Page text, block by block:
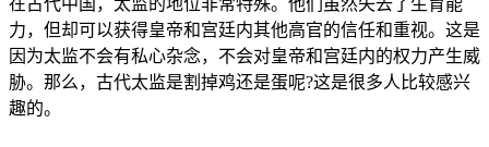
力，但却可以获得皇帝和宫廷内其他高官的信任和重视。这是
因为太监不会有私心杂念，不会对皇帝和宫廷内的权力产生威
胁。那么，古代太监是割掉鸡还是蛋呢?这是很多人比较感兴
趣的。